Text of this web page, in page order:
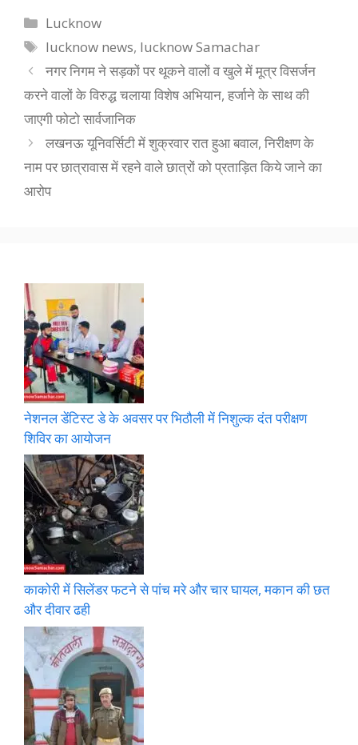
Categories
Lucknow
Tags
lucknow news, lucknow Samachar
नगर निगम ने सड़कों पर थूकने वालों व खुले में मूत्र विसर्जन
करने वालों के विरुद्ध चलाया विशेष अभियान, हर्जाने के साथ की
जाएगी फोटो सार्वजानिक
लखनऊ यूनिवर्सिटी में शुक्रवार रात हुआ बवाल, निरीक्षण के
नाम पर छात्रावास में रहने वाले छात्रों को प्रताड़ित किये जाने का
आरोप
नेशनल डेंटिस्ट डे के अवसर पर भिठौली में निशुल्क दंत परीक्षण
शिविर का आयोजन
काकोरी में सिलेंडर फटने से पांच मरे और चार घायल, मकान की छत
और दीवार ढही